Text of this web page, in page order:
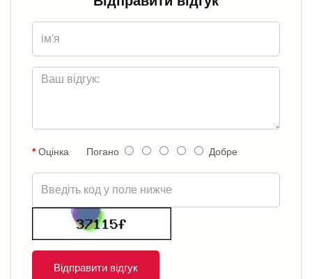
Оцінка Погано Добре
Відправити відгук